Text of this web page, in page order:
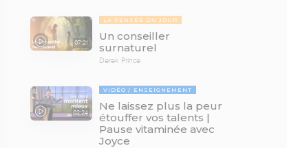
07:21
LA PENSÉE DU JOUR
Un conseiller
surnaturel
Derek Prince
02:24
VIDÉO ENSEIGNEMENT
Ne laissez plus la peur
étouffer vos talents |
Pause vitaminée avec
Joyce